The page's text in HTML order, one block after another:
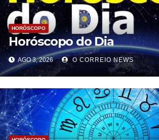
HORÓSCOPO
Horóscopo do Dia
AGO 3, 2026 O CORREIO NEWS